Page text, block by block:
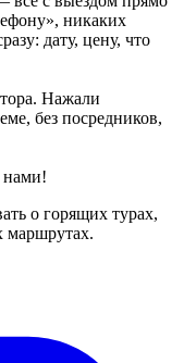
никаких
дату, цену, что
Нажали
без посредников,
нами!
о горящих турах,
маршрутах.